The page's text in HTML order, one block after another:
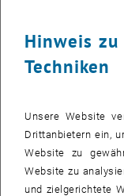
Was kann man in
Veranstaltungstyp:
Veranstaltungsort:
Hinweis zu
Techniken
Unsere Website
Drittanbietern ein,
Website zu
Website zu
und zielgerichtete